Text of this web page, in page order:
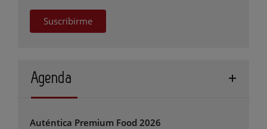
Suscribirme
Agenda
Auténtica Premium Food 2026